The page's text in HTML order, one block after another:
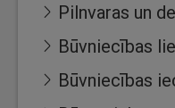
Pilnvaras un
Būvniecības
Būvniecības